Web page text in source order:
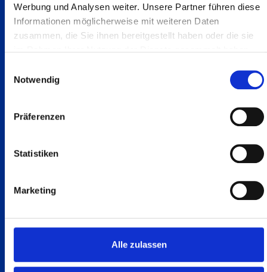
Werbung und Analysen weiter. Unsere Partner führen diese
Informationen möglicherweise mit weiteren Daten
zusammen, die Sie ihnen bereitgestellt haben oder die sie
Notwendig
Präferenzen
Statistiken
Marketing
Alle zulassen
Heesemann Holzmaschinen
Mehr erfhren